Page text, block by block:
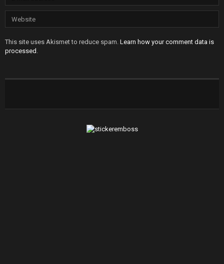
This site uses Akismet to reduce spam. Learn how your comment data is
processed .